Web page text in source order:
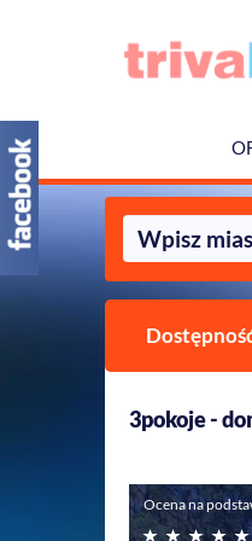
3pokoje -
Ocena na